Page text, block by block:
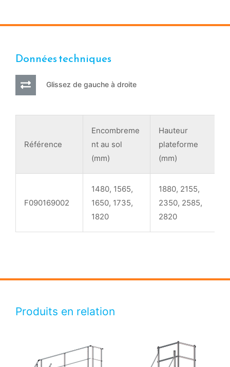
Données techniques
Glissez de gauche à droite
Référence
Encombreme
nt au sol
(mm)
Hauteur
plateforme
(mm)
F090169002
1480, 1565,
1650, 1735,
1820
1880, 2155,
2350, 2585,
2820
Produits en relation